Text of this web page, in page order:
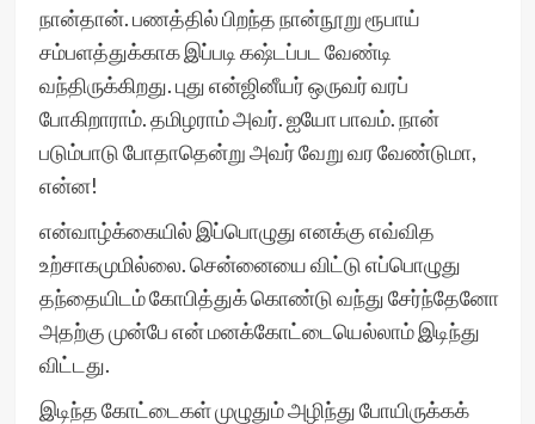
நான்தான். பணத்தில் பிறந்த நான்நூறு ரூபாய்
சம்பளத்துக்காக இப்படி கஷ்டப்பட வேண்டி
வந்திருக்கிறது. புது என்ஜினீயர் ஒருவர் வரப்
போகிறாராம். தமிழராம் அவர். ஐயோ பாவம். நான்
படும்பாடு போதாதென்று அவர் வேறு வர வேண்டுமா,
என்ன!
என்வாழ்க்கையில் இப்பொழுது எனக்கு எவ்வித
உற்சாகமுமில்லை. சென்னையை விட்டு எப்பொழுது
தந்தையிடம் கோபித்துக் கொண்டு வந்து சேர்ந்தேனோ
அதற்கு முன்பே என் மனக்கோட்டையெல்லாம் இடிந்து
விட்டது.
இடிந்த கோட்டைகள் முழுதும் அழிந்து போயிருக்கக்